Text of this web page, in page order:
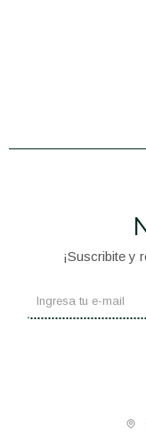
¡Suscribite y